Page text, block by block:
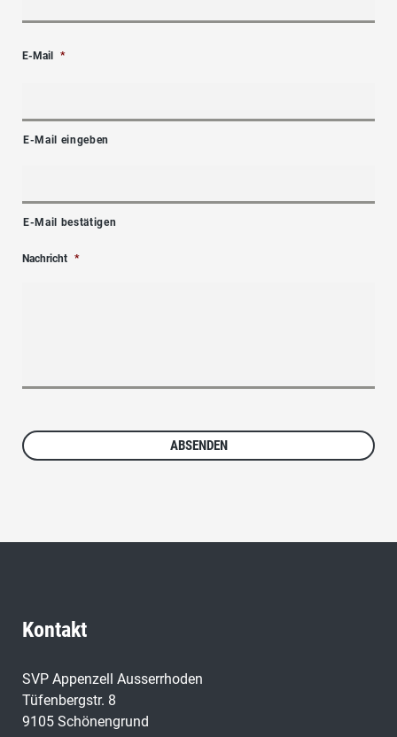
E-Mail *
E-Mail eingeben
E-Mail bestätigen
Nachricht *
Kontakt
SVP Appenzell Ausserrhoden
Tüfenbergstr. 8
9105 Schönengrund